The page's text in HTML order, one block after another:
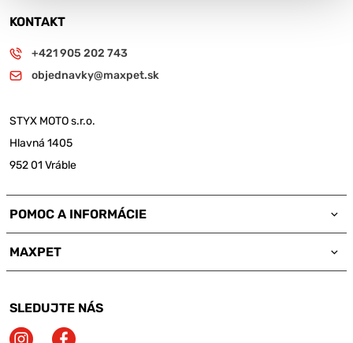
KONTAKT
+421 905 202 743
objednavky@maxpet.sk
STYX MOTO s.r.o.
Hlavná 1405
952 01 Vráble
POMOC A INFORMÁCIE
MAXPET
SLEDUJTE NÁS